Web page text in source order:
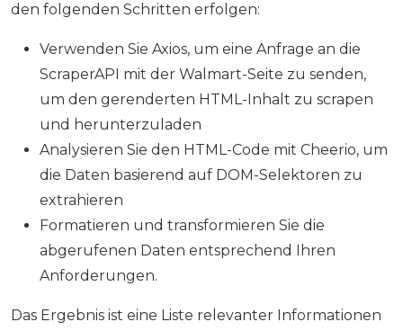
den folgenden Schritten erfolgen:
Verwenden Sie Axios, um eine Anfrage an die
ScraperAPI mit der Walmart-Seite zu senden,
um den gerenderten HTML-Inhalt zu scrapen
und herunterzuladen
Analysieren Sie den HTML-Code mit Cheerio, um
die Daten basierend auf DOM-Selektoren zu
extrahieren
Formatieren und transformieren Sie die
abgerufenen Daten entsprechend Ihren
Anforderungen.
Das Ergebnis ist eine Liste relevanter Informationen